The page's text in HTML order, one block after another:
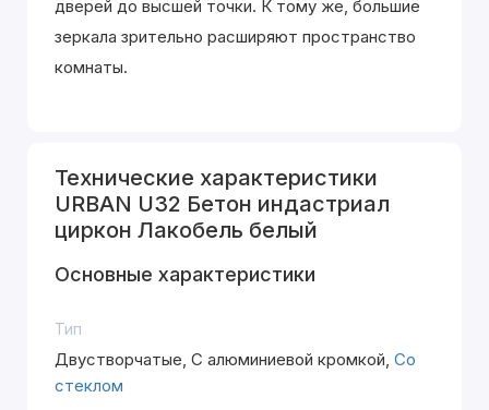
дверей до высшей точки. К тому же, большие
зеркала зрительно расширяют пространство
комнаты.
Технические характеристики
URBAN U32 Бетон индастриал
циркон Лакобель белый
Основные характеристики
Тип
Двустворчатые, С алюминиевой кромкой, Со
стеклом